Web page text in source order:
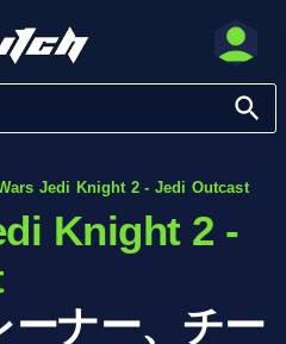
Jedi Knight 2 - Jedi Outcast
Knight 2 -
ーナー、チー